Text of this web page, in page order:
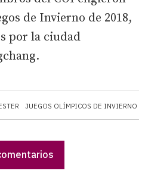
JUEGOS OLÍMPICOS DE INVIERNO
de Invierno de 2018,
por la ciudad